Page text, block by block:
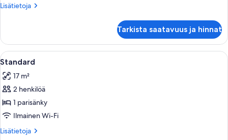
Lisätietoja
Lisätietoja
Tarkista saatavuus ja hinnat
Avaa
kaikki
huonetyypin
Standard
kuvat
Hotellihuone, jossa on sänky,
7
Standard
17 m²
2 henkilöä
1 parisänky
Ilmainen Wi-Fi
Lisätietoja
Lisätietoja